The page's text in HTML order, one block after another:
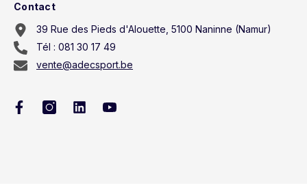
Contact
39 Rue des Pieds d'Alouette, 5100 Naninne (Namur)
Tél : 081 30 17 49
vente@adecsport.be